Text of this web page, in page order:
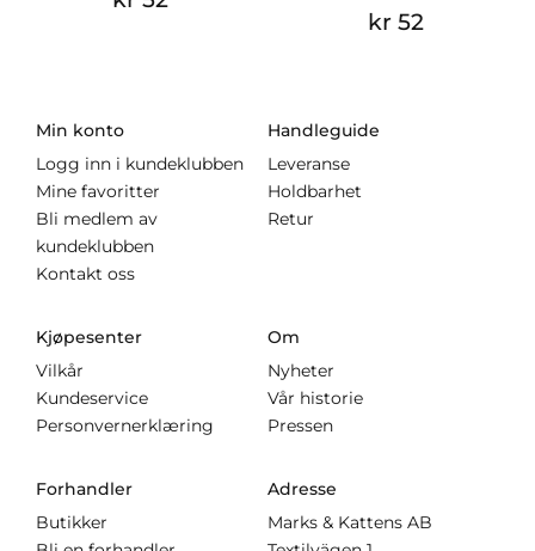
kr 52
Min konto
Logg inn i kundeklubben
Mine favoritter
Bli medlem av
kundeklubben
Kontakt oss
Handleguide
Leveranse
Holdbarhet
Retur
Kjøpesenter
Vilkår
Kundeservice
Personvernerklæring
Om
Nyheter
Vår historie
Pressen
Forhandler
Butikker
Adresse
Marks & Kattens AB